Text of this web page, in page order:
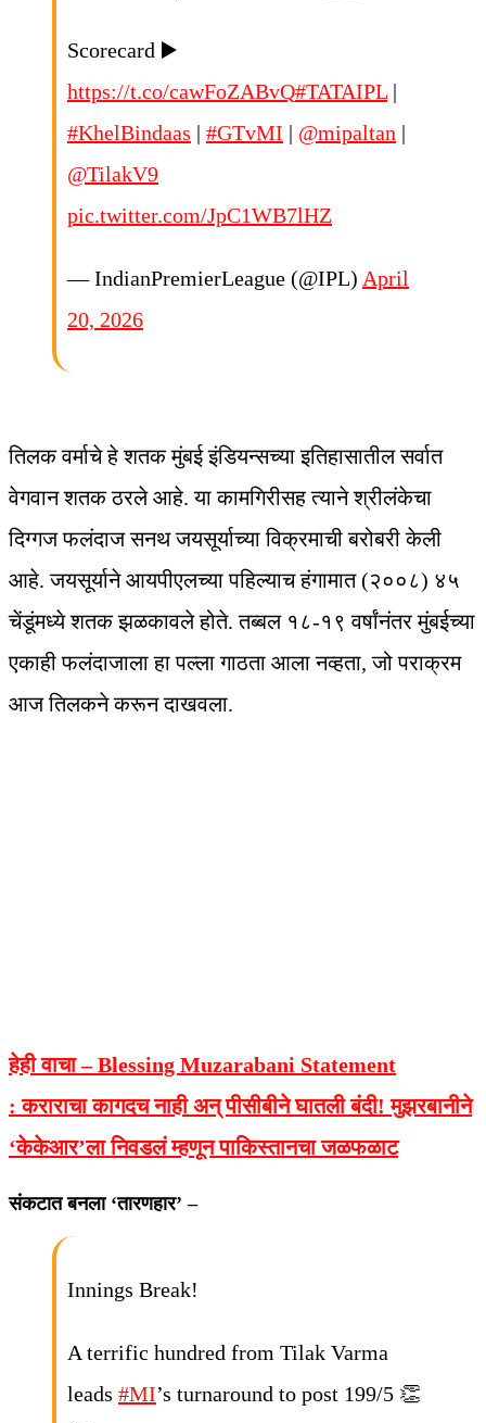
Scorecard ▶️
https://t.co/cawFoZABvQ#TATAIPL |
#KhelBindaas | #GTvMI | @mipaltan |
@TilakV9
pic.twitter.com/JpC1WB7lHZ
— IndianPremierLeague (@IPL) April
20, 2026
तिलक वर्माचे हे शतक मुंबई इंडियन्सच्या इतिहासातील सर्वात
वेगवान शतक ठरले आहे. या कामगिरीसह त्याने श्रीलंकेचा
दिग्गज फलंदाज सनथ जयसूर्याच्या विक्रमाची बरोबरी केली
आहे. जयसूर्याने आयपीएलच्या पहिल्याच हंगामात (२००८) ४५
चेंडूंमध्ये शतक झळकावले होते. तब्बल १८-१९ वर्षांनंतर मुंबईच्या
एकाही फलंदाजाला हा पल्ला गाठता आला नव्हता, जो पराक्रम
आज तिलकने करून दाखवला.
हेही वाचा – Blessing Muzarabani Statement
: कराराचा कागदच नाही अन् पीसीबीने घातली बंदी! मुझरबानीने
‘केकेआर’ला निवडलं म्हणून पाकिस्तानचा जळफळाट
संकटात बनला ‘तारणहार’ –
Innings Break!
A terrific hundred from Tilak Varma
leads #MI’s turnaround to post 199/5 👏